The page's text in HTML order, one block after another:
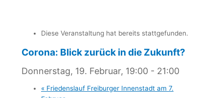
Diese Veranstaltung hat bereits stattgefunden.
Corona: Blick zurück in die Zukunft?
Donnerstag, 19. Februar, 19:00 - 21:00
«Friedenslauf Freiburger Innenstadt am 7.